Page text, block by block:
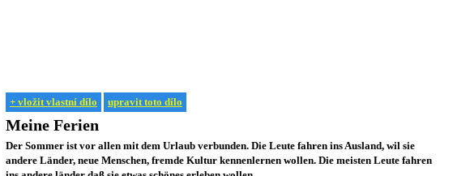
+ vložit vlastní dílo upravit toto dílo
Meine Ferien
Der Sommer ist vor allen mit dem Urlaub verbunden. Die Leute fahren ins Ausland, wil sie
andere Länder, neue Menschen, fremde Kultur kennenlernen wollen. Die meisten Leute fahren